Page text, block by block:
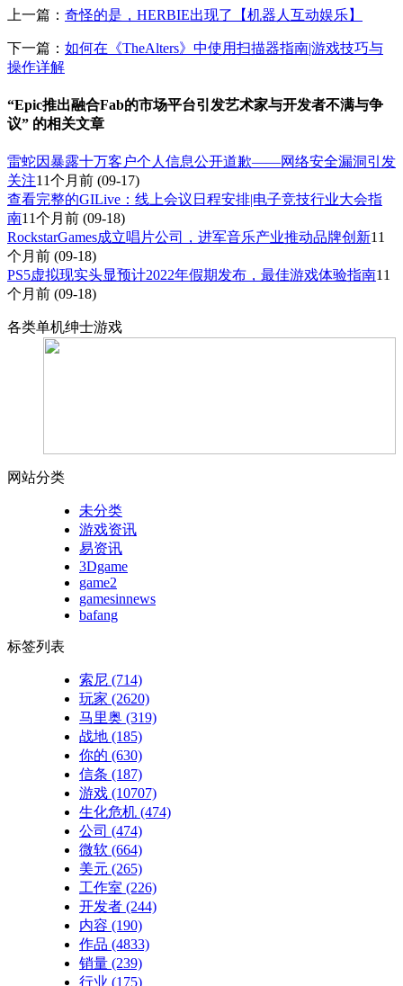
上一篇： 奇怪的是，HERBIE出现了【机器人互动娱乐】
下一篇： 如何在《TheAlters》中使用扫描器指南|游戏技巧与
操作详解
“Epic推出融合Fab的市场平台引发艺术家与开发者不满与争
议” 的相关文章
雷蛇因暴露十万客户个人信息公开道歉——网络安全漏洞引发
关注11个月前 (09-17)
查看完整的GILive：线上会议日程安排|电子竞技行业大会指
南11个月前 (09-18)
RockstarGames成立唱片公司，进军音乐产业推动品牌创新11
个月前 (09-18)
PS5虚拟现实头显预计2022年假期发布，最佳游戏体验指南11
个月前 (09-18)
各类单机绅士游戏
网站分类
未分类
游戏资讯
易资讯
3Dgame
game2
gamesinnews
bafang
标签列表
索尼 (714)
玩家 (2620)
马里奥 (319)
战地 (185)
你的 (630)
信条 (187)
游戏 (10707)
生化危机 (474)
公司 (474)
微软 (664)
美元 (265)
工作室 (226)
开发者 (244)
内容 (190)
作品 (4833)
销量 (239)
行业 (175)